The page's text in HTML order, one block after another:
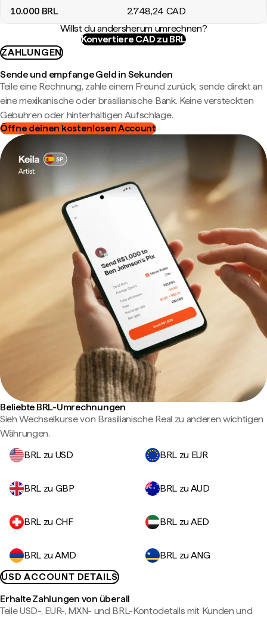
10.000 BRL 2.748,24 CAD
Willst du andersherum umrechnen?
Konvertiere CAD zu BRL
ZAHLUNGEN
Sende und empfange Geld in Sekunden
Teile eine Rechnung, zahle einem Freund zurück, sende direkt an
eine mexikanische oder brasilianische Bank. Keine versteckten
Gebühren oder hinterhältigen Aufschläge.
Öffne deinen kostenlosen Account
Beliebte BRL-Umrechnungen
Sieh Wechselkurse von Brasilianische Real zu anderen wichtigen
Währungen.
BRL zu USD
BRL zu EUR
BRL zu GBP BRL zu AUD
BRL zu CHF BRL zu AED
BRL zu AMD
BRL zu ANG
USD ACCOUNT DETAILS
Erhalte Zahlungen von überall
Teile USD-, EUR-, MXN- und BRL-Kontodetails mit Kunden und